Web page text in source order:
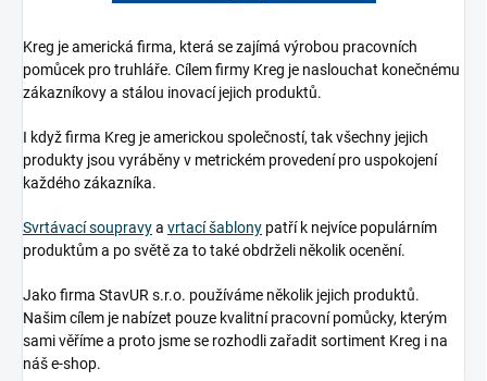
Kreg je americká firma, která se zajímá výrobou pracovních
pomůcek pro truhláře. Cílem firmy Kreg je naslouchat konečnému
zákazníkovy a stálou inovací jejich produktů.
I když firma Kreg je americkou společností, tak všechny jejich
produkty jsou vyráběny v metrickém provedení pro uspokojení
každého zákazníka.
Svrtávací soupravya vrtací šablony patří k nejvíce populárním
produktům a po světě za to také obdrželi několik ocenění.
Jako firma StavUR s.r.o. používáme několik jejich produktů.
Našim cílem je nabízet pouze kvalitní pracovní pomůcky, kterým
sami věříme a proto jsme se rozhodli zařadit sortiment Kreg i na
náš e-shop.